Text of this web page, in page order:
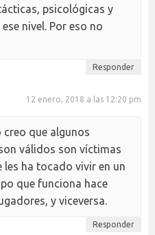
psicológicas y
nivel. Por eso no
Responder
12 enero, 2018 a las 12:20 pm
creo que algunos
válidos son víctimas
les ha tocado vivir en un
que funciona hace
y viceversa.
Responder